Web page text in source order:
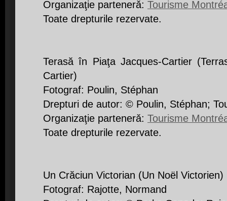
Organizaţie partenerǎ: Tourisme
Toate drepturile rezervate.
Terasă în Piaţa Jacques-Cartier
Cartier)
Fotograf: Poulin, Stéphan
Drepturi de autor: © Poulin, Stéphan;
Organizaţie partenerǎ: Tourisme
Toate drepturile rezervate.
Un Crăciun Victorian (Un Noël Victorien)
Fotograf: Rajotte, Normand